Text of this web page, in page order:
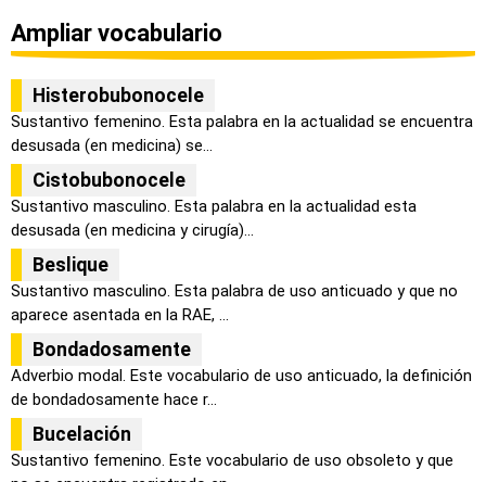
Ampliar vocabulario
Histerobubonocele
Sustantivo femenino. Esta palabra en la actualidad se encuentra
desusada (en medicina) se...
Cistobubonocele
Sustantivo masculino. Esta palabra en la actualidad esta
desusada (en medicina y cirugía)...
Beslique
Sustantivo masculino. Esta palabra de uso anticuado y que no
aparece asentada en la RAE, ...
Bondadosamente
Adverbio modal. Este vocabulario de uso anticuado, la definición
de bondadosamente hace r...
Bucelación
Sustantivo femenino. Este vocabulario de uso obsoleto y que